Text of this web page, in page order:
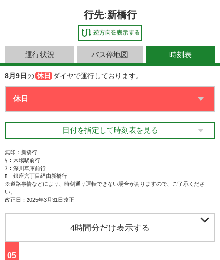
行先:新橋行
運行状況 バス停地図 時刻表
8月9日 の 休日 ダイヤで運行しております。
日付を指定して時刻表を見る
無印：新橋行
ｷ：木場駅前行
ﾌ：深川車庫前行
ﾛ：銀座六丁目経由新橋行
※道路事情などにより、時刻通り運転できない場合がありますので、ご了承くださ
い。
改正日：2025年3月31日改正
4時間分だけ表示する 
05